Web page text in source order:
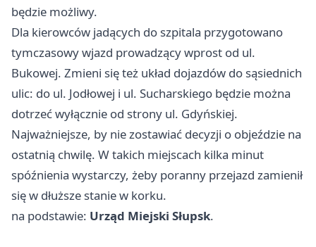
będzie możliwy.
Dla kierowców jadących do szpitala przygotowano
tymczasowy wjazd prowadzący wprost od ul.
Bukowej. Zmieni się też układ dojazdów do sąsiednich
ulic: do ul. Jodłowej i ul. Sucharskiego będzie można
dotrzeć wyłącznie od strony ul. Gdyńskiej.
Najważniejsze, by nie zostawiać decyzji o objeździe na
ostatnią chwilę. W takich miejscach kilka minut
spóźnienia wystarczy, żeby poranny przejazd zamienił
się w dłuższe stanie w korku.
na podstawie: Urząd Miejski Słupsk.